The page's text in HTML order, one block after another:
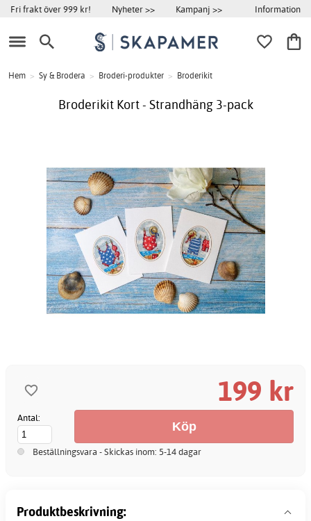
Fri frakt över 999 kr! Nyheter >> Kampanj >> Information
Hem > Sy & Brodera > Broderi-produkter > Broderikit
Broderikit Kort - Strandhäng 3-pack
199 kr
Antal:
Beställningsvara - Skickas inom: 5-14 dagar
Produktbeskrivning: